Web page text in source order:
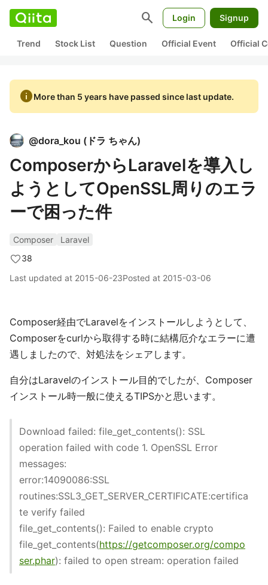
search Login Signup
Trend Stock List Question Official Event Official
infoMore than 5 years have passed since last update.
@dora_kou ( ドラ ちゃん)
ComposerからLaravelを導入し
ようとしてOpenSSL周りのエラ
ーで困った件
Composer
Laravel
38
Last updated at 2015-06-23Posted at 2015-03-06
Composer経由でLaravelをインストールしようとして、
Composerをcurlから取得する時に結構厄介なエラーに遭
遇しましたので、対処法をシェアします。
自分はLaravelのインストール目的でしたが、Composer
インストール時一般に使えるTIPSかと思います。
Download failed: file_get_contents(): SSL
operation failed with code 1. OpenSSL Error
messages:
error:14090086:SSL
routines:SSL3_GET_SERVER_CERTIFICATE:certifica
te verify failed
file_get_contents(): Failed to enable crypto
file_get_contents(https://getcomposer.org/compo
ser.phar): failed to open stream: operation failed